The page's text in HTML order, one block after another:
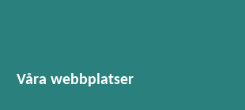
Våra webbplatser